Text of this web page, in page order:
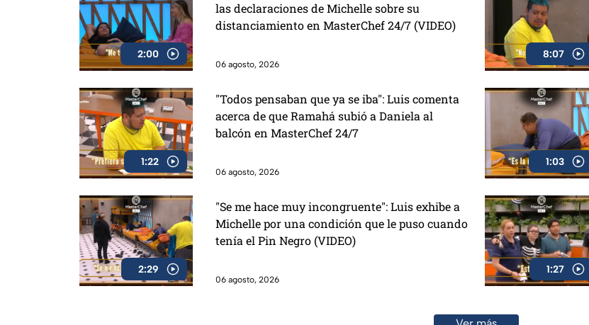
2:00
las declaraciones de Michelle sobre su
distanciamiento en MasterChef 24/7 (VIDEO)
06 agosto, 2026
8:07
1:22
"Todos pensaban que ya se iba": Luis comenta
acerca de que Ramahá subió a Daniela al
balcón en MasterChef 24/7
06 agosto, 2026
1:03
2:29
"Se me hace muy incongruente": Luis exhibe a
Michelle por una condición que le puso cuando
tenía el Pin Negro (VIDEO)
06 agosto, 2026
1:27